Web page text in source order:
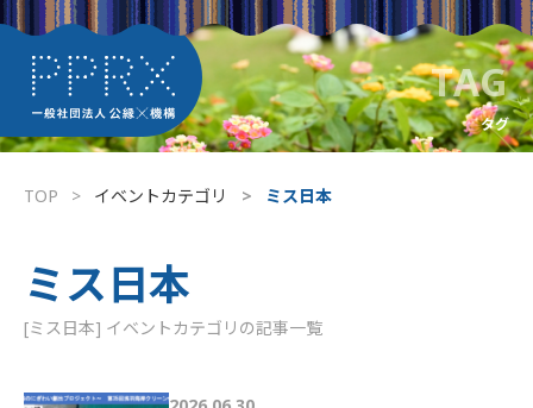
TAG
タグ
TOP イベントカテゴリ ミス日本
ミス日本
[ミス日本] イベントカテゴリの記事一覧